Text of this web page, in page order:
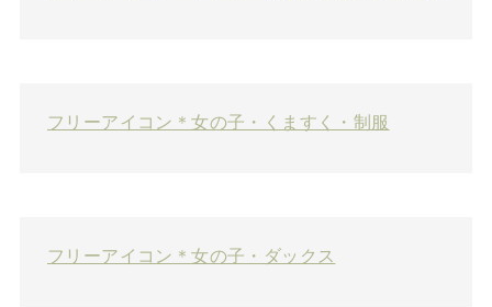
フリーアイコン＊女の子・くますく・制服
フリーアイコン＊女の子・ダックス